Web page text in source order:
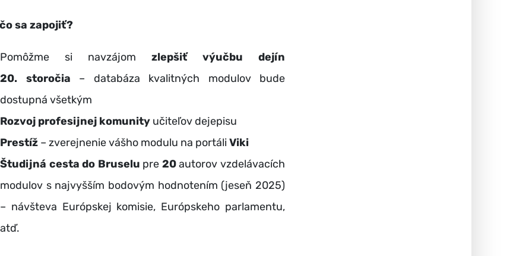
sa zapojiť?
Pomôžme si navzájom zlepšiť výučbu dejín
20. storočia – databáza kvalitných modulov bude
dostupná všetkým
Rozvoj profesijnej komunity učiteľov dejepisu
Prestíž – zverejnenie vášho modulu na portáliViki
Študijná cesta do Bruselu pre 20autorov vzdelávacích
modulov s najvyšším bodovým hodnotením (jeseň 2025)
– návšteva Európskej komisie, Európskeho parlamentu,
atď.